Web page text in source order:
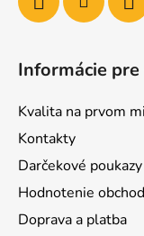
Informácie pre
Kvalita na prvom
Kontakty
Darčekové poukazy
Hodnotenie
Doprava a platba